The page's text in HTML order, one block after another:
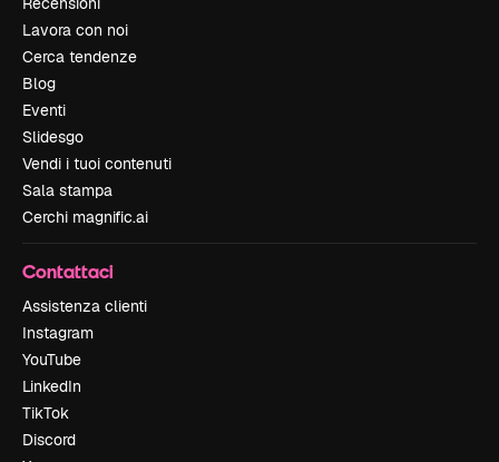
Lavora con noi
Cerca tendenze
Blog
Eventi
Slidesgo
Vendi i tuoi contenuti
Sala stampa
Cerchi magnific.ai
Contattaci
Assistenza clienti
Instagram
YouTube
LinkedIn
TikTok
Discord